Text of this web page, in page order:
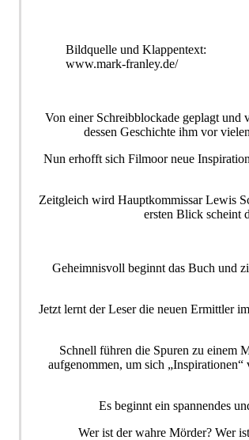
Bildquelle und Klappentext:
www.mark-franley.de/
Von einer Schreibblockade geplagt und
dessen Geschichte ihm vor
Nun erhofft sich Filmoor neue
Zeitgleich wird Hauptkommissar Lewis
ersten Blick scheint
Geheimnisvoll beginnt das Buch und
Jetzt lernt der Leser die neuen Ermittler
Schnell führen die Spuren zu einem
aufgenommen, um sich
Es beginnt ein spannendes
Wer ist der wahre Mörder? Wer